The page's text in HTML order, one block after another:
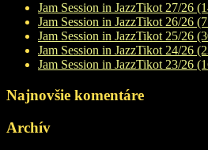
Jam Session in JazzTikot 27/26
Jam Session in JazzTikot 26/26
Jam Session in JazzTikot 25/26
Jam Session in JazzTikot 24/26
Jam Session in JazzTikot 23/26
Najnovšie komentáre
Archív